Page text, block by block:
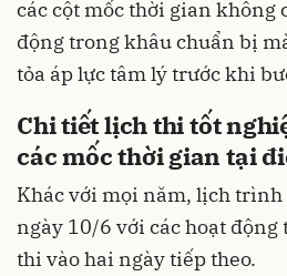
các cột mốc thời gian không
động trong khâu chuẩn bị
tỏa áp lực tâm lý trước khi
Chi tiết lịch thi tốt
các mốc thời gian tại
Khác với mọi năm, lịch
ngày 10/6 với các hoạt
thi vào hai ngày tiếp theo.